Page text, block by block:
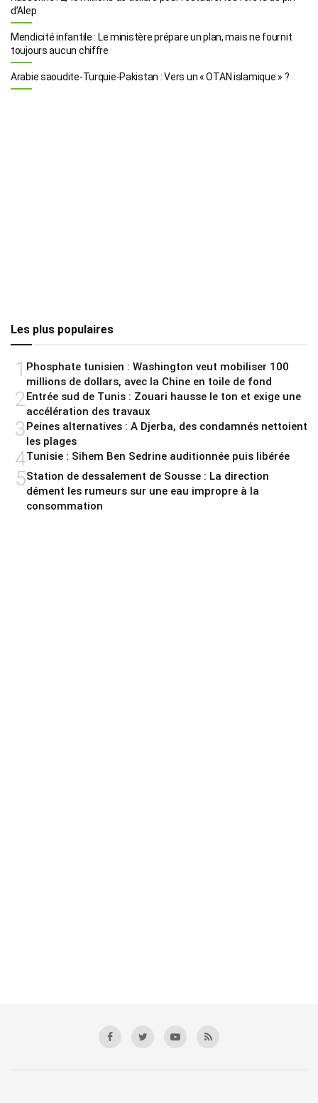
d’Alep
Mendicité infantile : Le ministère prépare un plan, mais ne fournit
toujours aucun chiffre
Arabie saoudite-Turquie-Pakistan : Vers un « OTAN islamique » ?
Les plus populaires
1 Phosphate tunisien : Washington veut mobiliser 100
millions de dollars, avec la Chine en toile de fond
2 Entrée sud de Tunis : Zouari hausse le ton et exige une
accélération des travaux
3Peines alternatives : A Djerba, des condamnés nettoient
les plages
4Tunisie : Sihem Ben Sedrine auditionnée puis libérée
5Station de dessalement de Sousse : La direction
dément les rumeurs sur une eau impropre à la
consommation